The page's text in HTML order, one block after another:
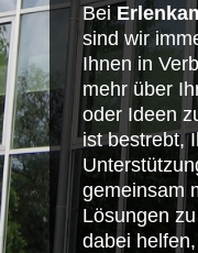
Bei
sind wir
Ihnen in
mehr über
oder Ideen
ist bestrebt,
gemeinsam
Lösungen
dabei